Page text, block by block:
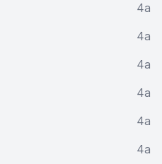
4a
4a
4a
4a
4a
4a